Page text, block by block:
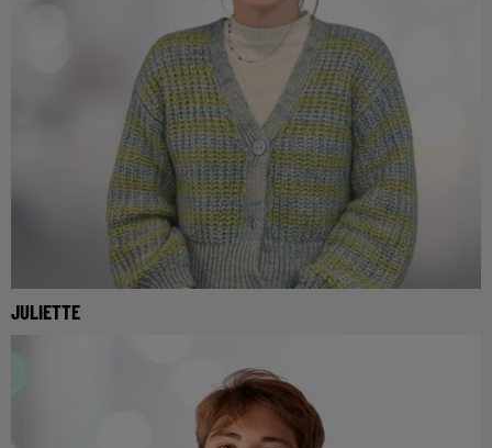
JULIETTE